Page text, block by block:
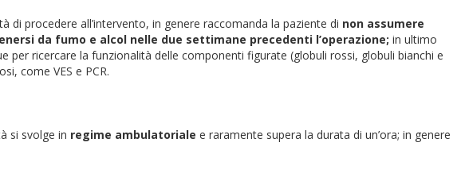
di procedere all’intervento, in genere raccomanda la paziente di non assumere
da fumo e alcol nelle due settimane precedenti l’operazione; in ultimo
per ricercare la funzionalità delle componenti figurate (globuli rossi, globuli bianchi e
come VES e PCR.
si svolge in regime ambulatoriale e raramente supera la durata di un’ora; in genere